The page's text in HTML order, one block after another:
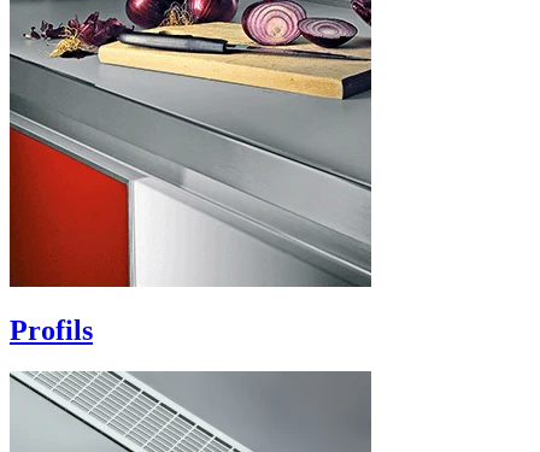
Profils